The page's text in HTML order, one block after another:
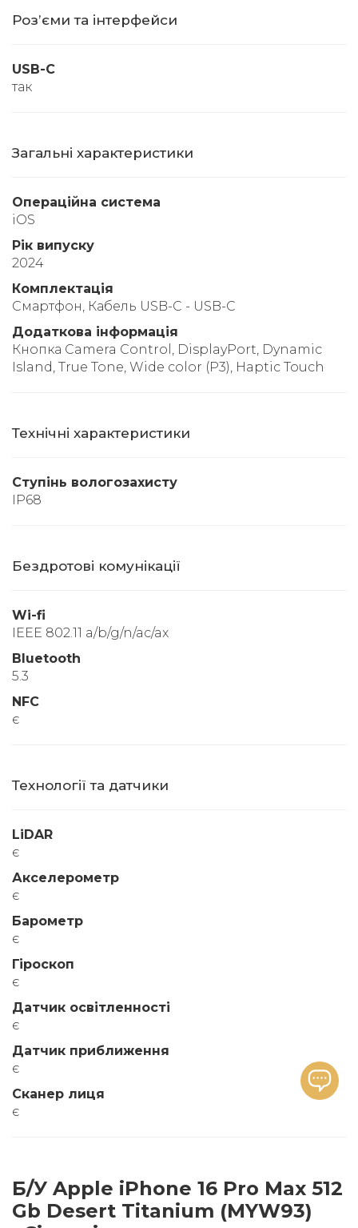
Розʼєми та інтерфейси
USB-C
так
Загальні характеристики
Операційна система
iOS
Рік випуску
2024
Комплектація
Смартфон, Кабель USB-C - USB-C
Додаткова інформація
Кнопка Camera Control, DisplayPort, Dynamic
Island, True Tone, Wide color (P3), Haptic Touch
Технічні характеристики
Ступінь вологозахисту
IP68
Бездротові комунікації
Wi-fi
IEEE 802.11 a/b/g/n/ac/ax
Bluetooth
5.3
NFC
є
Технології та датчики
LiDAR
є
Акселерометр
є
Барометр
є
Гіроскоп
є
Датчик освітленності
є
Датчик приближення
є
Сканер лиця
є
Б/У Apple iPhone 16 Pro Max 512
Gb Desert Titanium (MYW93)